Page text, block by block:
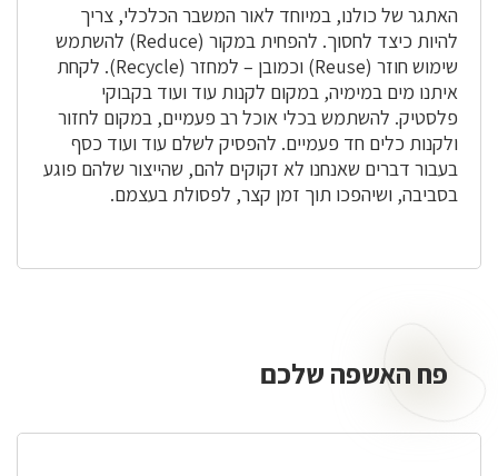
האתגר של כולנו, במיוחד לאור המשבר הכלכלי, צריך
להיות כיצד לחסוך. להפחית במקור (Reduce) להשתמש
שימוש חוזר (Reuse) וכמובן – למחזר (Recycle). לקחת
איתנו מים במימיה, במקום לקנות עוד ועוד בקבוקי
פלסטיק. להשתמש בכלי אוכל רב פעמיים, במקום לחזור
ולקנות כלים חד פעמיים. להפסיק לשלם עוד ועוד כסף
בעבור דברים שאנחנו לא זקוקים להם, שהייצור שלהם פוגע
בסביבה, ושיהפכו תוך זמן קצר, לפסולת בעצמם.
פח האשפה שלכם